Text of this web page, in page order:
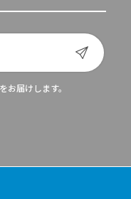
お届けします。